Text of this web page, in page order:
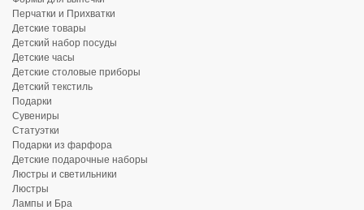
Перчатки и Прихватки
Детские товары
Детский набор посуды
Детские часы
Детские столовые приборы
Детский текстиль
Подарки
Сувениры
Статуэтки
Подарки из фарфора
Детские подарочные наборы
Люстры и светильники
Люстры
Лампы и Бра